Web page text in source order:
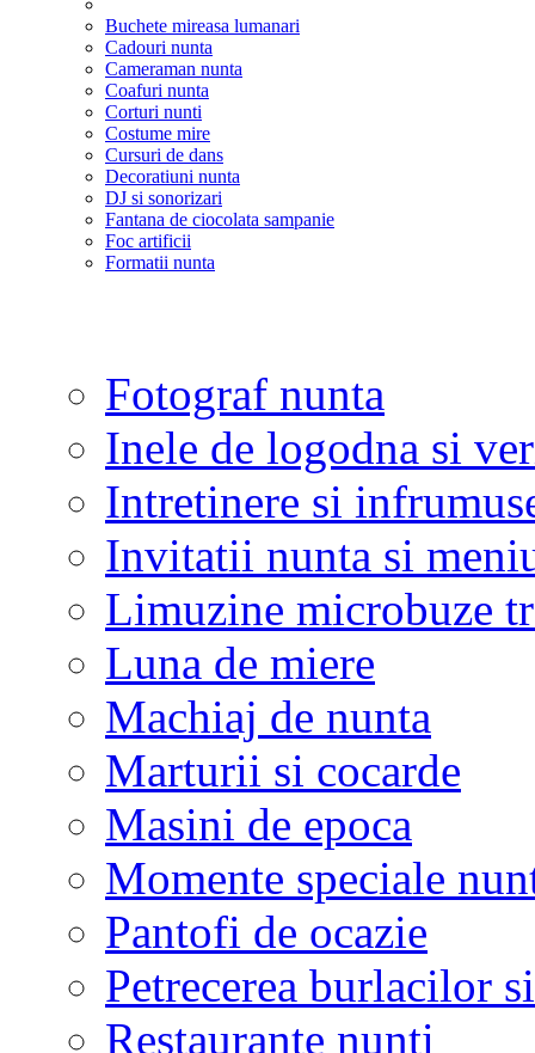
Buchete mireasa lumanari
Cadouri nunta
Cameraman nunta
Coafuri nunta
Corturi nunti
Costume mire
Cursuri de dans
Decoratiuni nunta
DJ si sonorizari
Fantana de ciocolata sampanie
Foc artificii
Formatii nunta
Fotograf nunta
Inele de logodna si
Intretinere si
Invitatii nunta si
Limuzine microbuze
Luna de miere
Machiaj de nunta
Marturii si cocarde
Masini de epoca
Momente speciale
Pantofi de ocazie
Petrecerea burlacilor
Restaurante nunti